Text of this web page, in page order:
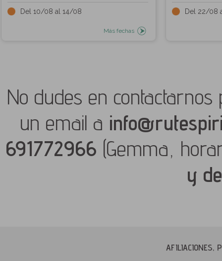
Del 10/08 al 14/08
Más fechas
Del 22/08
No dudes en
un email a
691772966 (Gemma,
y
AFILIACIONES,